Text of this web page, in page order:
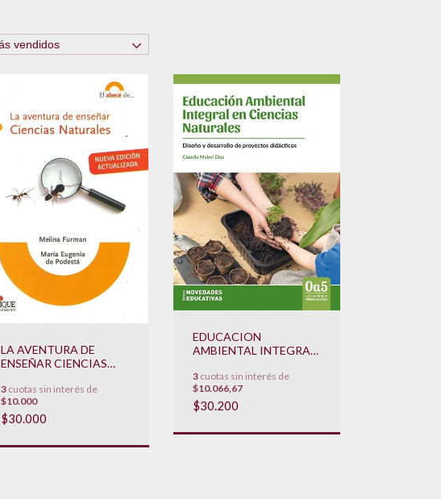
LA AVENTURA DE
ENSEÑAR CIENCIAS
EDICION
ACTUALIZADA)
3 cuotas sin interés de
$10.000
$30.000
EDUCACION
AMBIENTAL INTEGRAL
NATURALES
3cuotas sin interés de
$10.066,67
$30.200